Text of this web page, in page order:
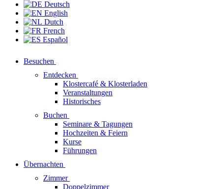
Deutsch
English
Dutch
French
Español
Besuchen
Entdecken
Klostercafé & Klosterladen
Veranstaltungen
Historisches
Buchen
Seminare & Tagungen
Hochzeiten & Feiern
Kurse
Führungen
Übernachten
Zimmer
Doppelzimmer